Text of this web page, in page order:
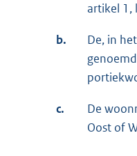
artikel 1,
b.
De, in
c.
De
Oost of